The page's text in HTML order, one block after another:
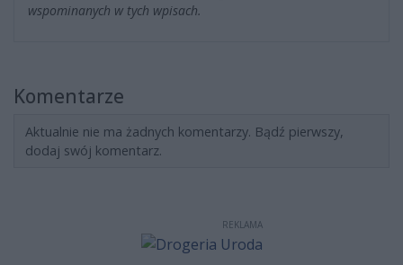
wspominanych w tych wpisach.
Komentarze
Aktualnie nie ma żadnych komentarzy. Bądź pierwszy,
dodaj swój komentarz.
REKLAMA